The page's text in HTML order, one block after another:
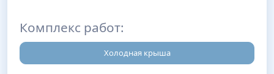
Комплекс работ:
Холодная крыша